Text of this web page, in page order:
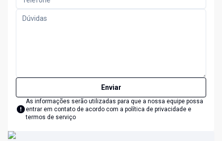
Enviar
As informações serão utilizadas para que a nossa equipe possa
entrar em contato de acordo com a política de privacidade e
termos de serviço